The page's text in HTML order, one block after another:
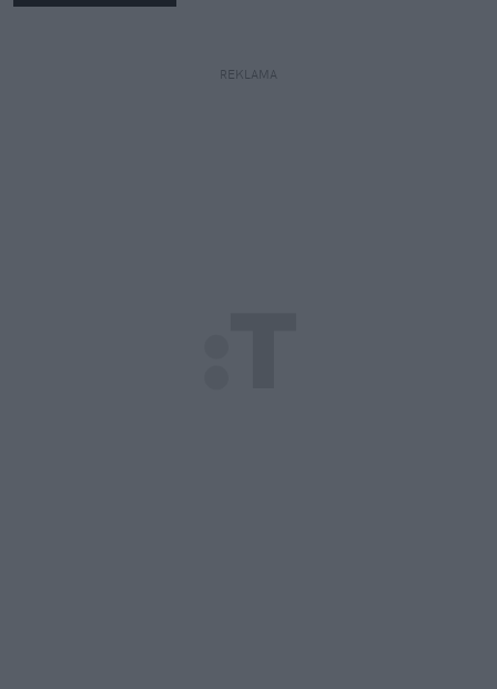
REKLAMA